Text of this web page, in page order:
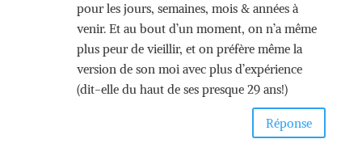
pour les jours, semaines, mois & années à
venir. Et au bout d’un moment, on n’a même
plus peur de vieillir, et on préfère même la
version de son moi avec plus d’expérience
(dit-elle du haut de ses presque 29 ans!)
Réponse